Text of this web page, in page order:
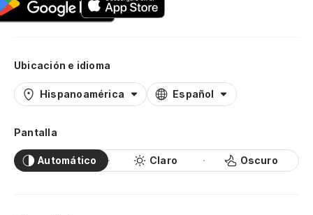
Ubicación e idioma
Hispanoamérica Español
Pantalla
Automático Claro Oscuro